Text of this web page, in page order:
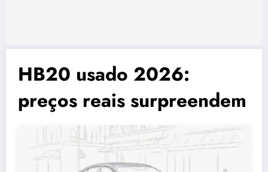
HB20 usado 2026:
preços reais surpreendem